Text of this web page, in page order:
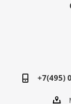
+7(495)